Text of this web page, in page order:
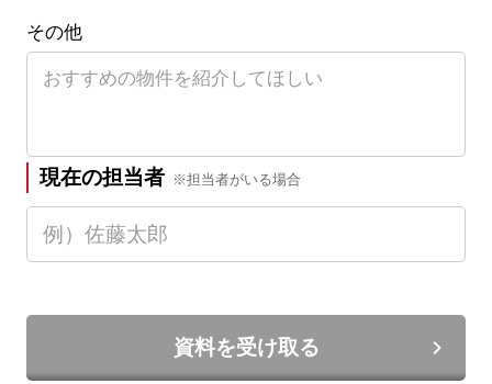
その他
現在の担当者 ※担当者がいる場合
資料を受け取る